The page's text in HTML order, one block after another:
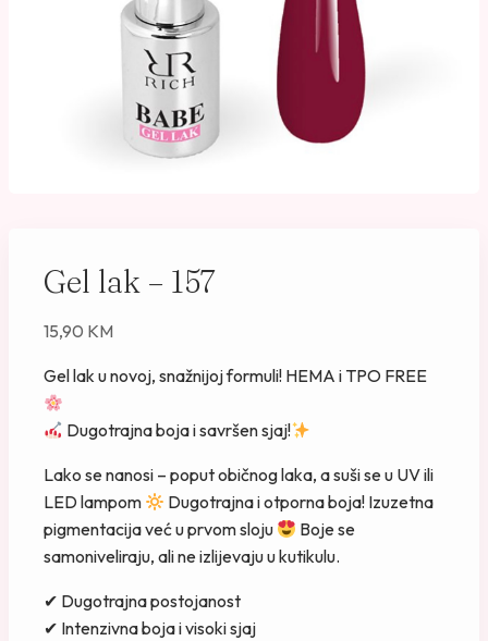
Gel lak – 157
15,90 KM
Gel lak u novoj, snažnijoj formuli! HEMA i TPO FREE
Dugotrajna boja i savršen sjaj!
Lako se nanosi – poput običnog laka, a suši se u UV ili
LED lampom
Dugotrajna i otporna boja! Izuzetna
pigmentacija već u prvom sloju
Boje se
samoniveliraju, ali ne izlijevaju u kutikulu.
✔ Dugotrajna postojanost
✔ Intenzivna boja i visoki sjaj